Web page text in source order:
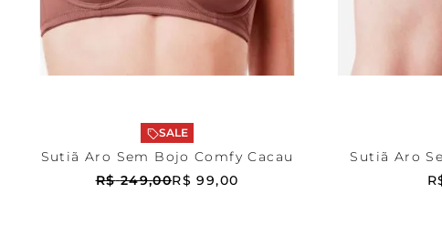
SALE
Sutiã Aro Sem Bojo Comfy Cacau
R$ 249,00R$ 99,00
Sutiã Aro